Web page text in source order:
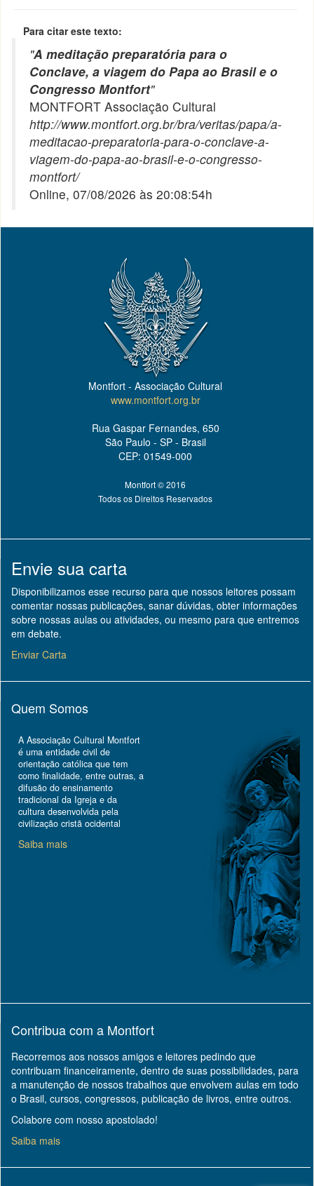
Para citar este texto:
"A meditação preparatória para o
Conclave, a viagem do Papa ao Brasil e o
Congresso Montfort"
MONTFORT Associação Cultural
http://www.montfort.org.br/bra/veritas/papa/a-
meditacao-preparatoria-para-o-conclave-a-
viagem-do-papa-ao-brasil-e-o-congresso-
montfort/
Online, 07/08/2026 às 20:08:54h
Montfort - Associação Cultural
www.montfort.org.br
Rua Gaspar Fernandes, 650
São Paulo - SP - Brasil
CEP: 01549-000
Montfort © 2016
Todos os Direitos Reservados
Envie sua carta
Disponibilizamos esse recurso para que nossos leitores possam
comentar nossas publicações, sanar dúvidas, obter informações
sobre nossas aulas ou atividades, ou mesmo para que entremos
em debate.
Enviar Carta
Quem Somos
A Associação Cultural Montfort
é uma entidade civil de
orientação católica que tem
como finalidade, entre outras, a
difusão do ensinamento
tradicional da Igreja e da
cultura desenvolvida pela
civilização cristã ocidental
Saiba mais
Contribua com a Montfort
Recorremos aos nossos amigos e leitores pedindo que
contribuam financeiramente, dentro de suas possibilidades, para
a manutenção de nossos trabalhos que envolvem aulas em todo
o Brasil, cursos, congressos, publicação de livros, entre outros.
Colabore com nosso apostolado!
Saiba mais